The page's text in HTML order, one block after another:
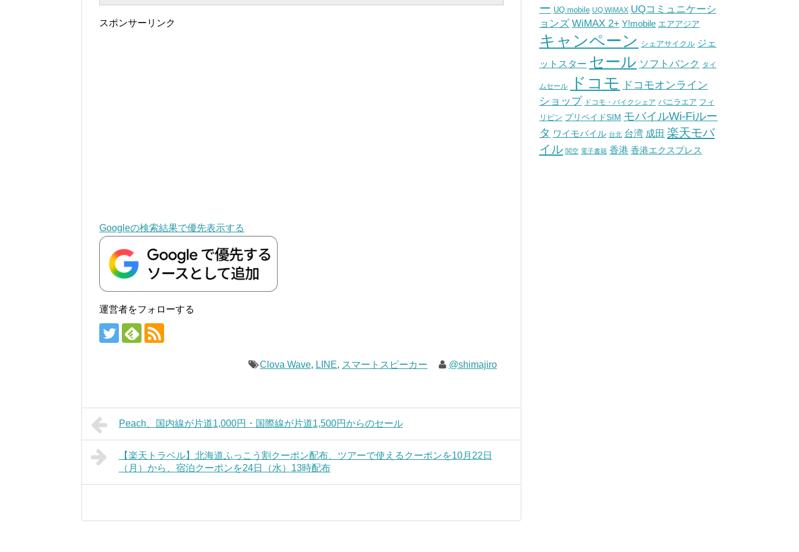
スポンサーリンク
Googleの検索結果で優先表示する
運営者をフォローする
Clova Wave, LINE, スマートスピーカー @shimajiro
Peach、国内線が片道1,000円・国際線が片道1,500円からのセール
【楽天トラベル】北海道ふっこう割クーポン配布、ツアーで使えるクーポンを10月22日
（月）から、宿泊クーポンを24日（水）13時配布
ー UQ mobile UQ WiMAX UQコミュニケーシ
ョンズ WiMAX 2+ Y!mobile エアアジア
キャンペーン シェアサイクル ジェ
ットスター セール ソフトバンク タイ
ムセール ドコモ
ドコモオンライン
ショップ ドコモ・バイクシェア バニラエア フィ
リピン プリペイドSIM モバイルWi-Fiルー
タ ワイモバイル 台北 台湾 成田 楽天モバ
イル 関空 電子書籍 香港 香港エクスプレス